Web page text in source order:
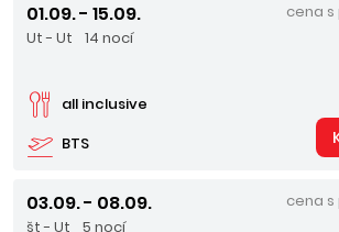
01.09. - 15.09.
Ut - Ut 14 nocí
BTS
all inclusive
cena
03.09. - 08.09.
št - Ut 5 nocí
cena